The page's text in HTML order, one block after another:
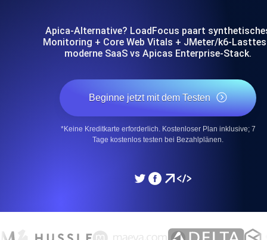
Apica-Alternative? LoadFocus paart
Monitoring + Core Web Vitals + JMeter/k6-
moderne SaaS vs Apicas Enterprise-Stack.
Beginne jetzt mit dem Testen
*Keine Kreditkarte erforderlich. Kostenloser Plan inklusive; 7
Tage kostenlos testen bei Bezahlplänen.